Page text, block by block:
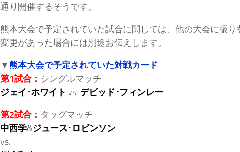
通り開催するそうです。
熊本大会で予定されていた試合に関しては、他の大会に振
変更があった場合には別途お伝えします。
▼熊本大会で予定されていた対戦カード
第1試合： シングルマッチ
ジェイ･ホワイト vs. デビッド･フィンレー
第2試合： タッグマッチ
中西学&ジュース･ロビンソン
vs.